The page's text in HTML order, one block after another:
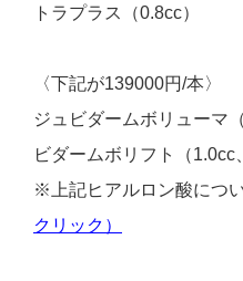
トラプラス（0.8cc）
〈下記が139000円/本〉
ジュビダームボリューマ
ビダームボリフト（1.0cc
※上記ヒアルロン酸につ
クリック）